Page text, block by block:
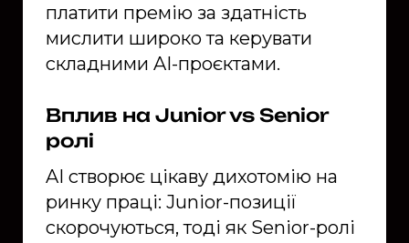
платити премію за здатність
мислити широко та керувати
складними AI-проєктами.
Вплив на Junior vs Senior
ролі
AI створює цікаву дихотомію на
ринку праці: Junior-позиції
скорочуються, тоді як Senior-ролі